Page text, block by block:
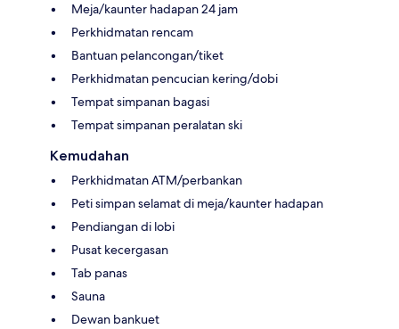
Meja/kaunter hadapan 24 jam
Perkhidmatan rencam
Bantuan pelancongan/tiket
Perkhidmatan pencucian kering/dobi
Tempat simpanan bagasi
Tempat simpanan peralatan ski
Kemudahan
Perkhidmatan ATM/perbankan
Peti simpan selamat di meja/kaunter hadapan
Pendiangan di lobi
Pusat kecergasan
Tab panas
Sauna
Dewan bankuet